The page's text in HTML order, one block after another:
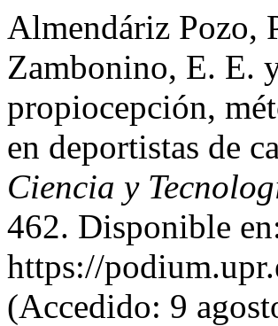
Almendáriz Pozo,
Zambonino, E. E.
propiocepción,
en deportistas de
Ciencia y
462. Disponible
https://
(Accedido: 9